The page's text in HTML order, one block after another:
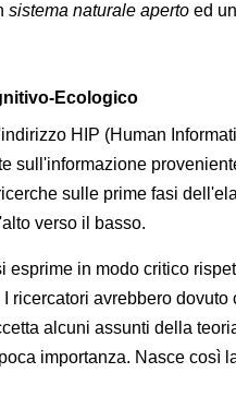
sistema naturale aperto ed un
Ecologico
HIP (Human
sull'informazione
sulle prime fasi
verso il basso.
esprime in modo critico
ricercatori avrebbero
alcuni assunti della
importanza. Nasce così